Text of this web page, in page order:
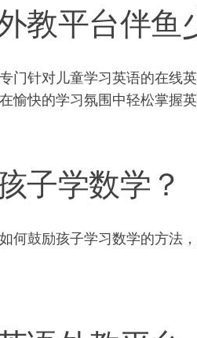
教平台伴鱼
门针对儿童学习英语的在线
愉快的学习氛围中轻松掌握英
子学数学？
何鼓励孩子学习数学的方法